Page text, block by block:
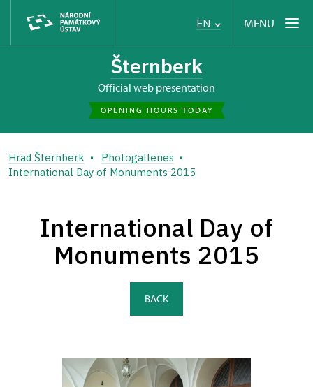
EN MENU
Šternberk
Official web presentation
OPENING HOURS TODAY
Hrad Šternberk
Photogalleries
International Day of Monuments 2015
International Day of
Monuments 2015
BACK